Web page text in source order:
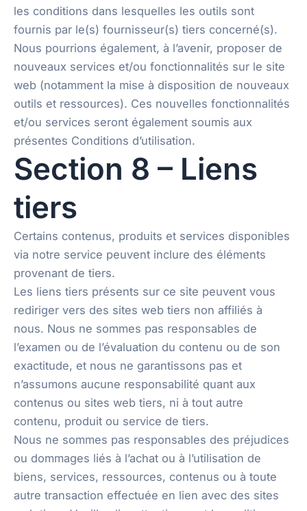
les conditions dans lesquelles les outils sont
fournis par le(s) fournisseur(s) tiers concerné(s).
Nous pourrions également, à l’avenir, proposer de
nouveaux services et/ou fonctionnalités sur le site
web (notamment la mise à disposition de nouveaux
outils et ressources). Ces nouvelles fonctionnalités
et/ou services seront également soumis aux
présentes Conditions d’utilisation.
Section 8 – Liens
tiers
Certains contenus, produits et services disponibles
via notre service peuvent inclure des éléments
provenant de tiers.
Les liens tiers présents sur ce site peuvent vous
rediriger vers des sites web tiers non affiliés à
nous. Nous ne sommes pas responsables de
l’examen ou de l’évaluation du contenu ou de son
exactitude, et nous ne garantissons pas et
n’assumons aucune responsabilité quant aux
contenus ou sites web tiers, ni à tout autre
contenu, produit ou service de tiers.
Nous ne sommes pas responsables des préjudices
ou dommages liés à l’achat ou à l’utilisation de
biens, services, ressources, contenus ou à toute
autre transaction effectuée en lien avec des sites